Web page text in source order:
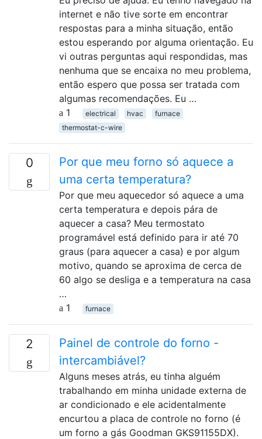
internet e não tive sorte em encontrar
respostas para a minha situação, então
estou esperando por alguma orientação. Eu
vi outras perguntas aqui respondidas, mas
nenhuma que se encaixa no meu problema,
então espero que possa ser tratada com
algumas recomendações. Eu …
1
electrical hvac
furnace
thermostat-c-wire
0
Por que meu forno só aquece a
uma certa temperatura?
Por que meu aquecedor só aquece a uma
certa temperatura e depois pára de
aquecer a casa? Meu termostato
programável está definido para ir até 70
graus (para aquecer a casa) e por algum
motivo, quando se aproxima de cerca de
60 algo se desliga e a temperatura na casa
…
1
furnace
2
Painel de controle do forno -
intercambiável?
Alguns meses atrás, eu tinha alguém
trabalhando em minha unidade externa de
ar condicionado e ele acidentalmente
encurtou a placa de controle no forno (é
um forno a gás Goodman GKS91155DX).